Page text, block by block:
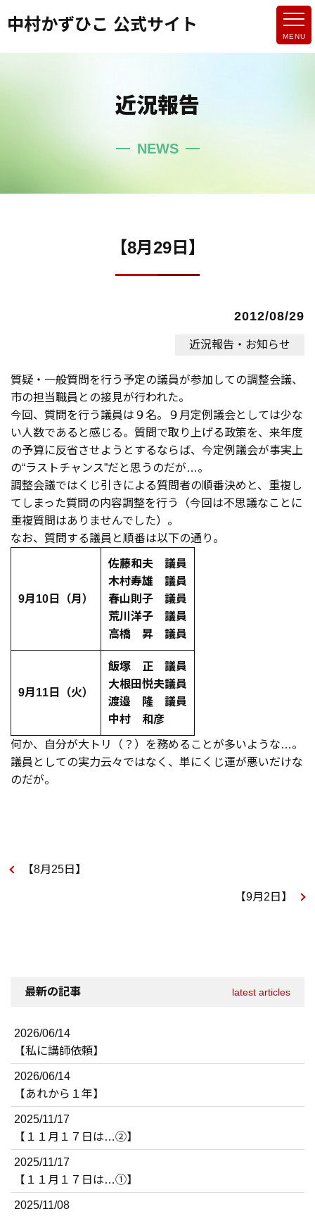
中村かずひこ 公式サイト
近況報告
NEWS
【8月29日】
2012/08/29
近況報告・お知らせ
質疑・一般質問を行う予定の議員が参加しての調整会議、
市の担当職員との接見が行われた。
今回、質問を行う議員は９名。９月定例議会としては少な
い人数であると感じる。質問で取り上げる政策を、来年度
の予算に反省させようとするならば、今定例議会が事実上
の“ラストチャンス”だと思うのだが…。
調整会議ではくじ引きによる質問者の順番決めと、重複し
てしまった質問の内容調整を行う（今回は不思議なことに
重複質問はありませんでした）。
なお、質問する議員と順番は以下の通り。
9月10日（月）
佐藤和夫 議員
木村寿雄 議員
春山則子 議員
荒川洋子 議員
高橋 昇 議員
9月11日（火）
飯塚 正 議員
大根田悦夫議員
渡邉 隆 議員
中村 和彦
何か、自分が大トリ（？）を務めることが多いような…。
議員としての実力云々ではなく、単にくじ運が悪いだけな
のだが。
【8月25日】
【9月2日】
最新の記事 latest articles
2026/06/14
【私に講師依頼】
2026/06/14
【あれから１年】
2025/11/17
【１１月１７日は…②】
2025/11/17
【１１月１７日は…①】
2025/11/08